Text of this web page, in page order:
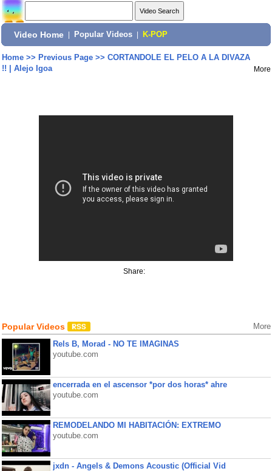
Video Home Popular Videos K-POP
Home>> Previous Page>> CORTANDOLE EL PELO A LA DIVAZA
!! | Alejo Igoa
More
Share:
Popular Videos More
Rels B, Morad - NO TE IMAGINAS
youtube.com
encerrada en el ascensor *por dos horas* ahre
youtube.com
REMODELANDO MI HABITACIÓN: EXTREMO
youtube.com
jxdn - Angels & Demons Acoustic (Official Vid